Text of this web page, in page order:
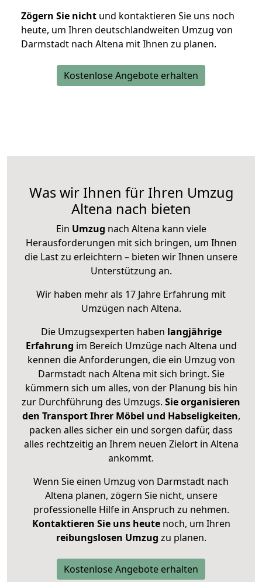
Zögern Sie nicht und kontaktieren Sie uns noch
heute, um Ihren deutschlandweiten Umzug von
Darmstadt nach Altena mit Ihnen zu planen.
Kostenlose Angebote erhalten
Was wir Ihnen für Ihren Umzug
Altena nach bieten
Ein Umzug nach Altena kann viele
Herausforderungen mit sich bringen, um Ihnen
die Last zu erleichtern – bieten wir Ihnen unsere
Unterstützung an.
Wir haben mehr als 17 Jahre Erfahrung mit
Umzügen nach Altena.
Die Umzugsexperten haben langjährige
Erfahrung im Bereich Umzüge nach Altena und
kennen die Anforderungen, die ein Umzug von
Darmstadt nach Altena mit sich bringt. Sie
kümmern sich um alles, von der Planung bis hin
zur Durchführung des Umzugs. Sie organisieren
den Transport Ihrer Möbel und Habseligkeiten,
packen alles sicher ein und sorgen dafür, dass
alles rechtzeitig an Ihrem neuen Zielort in Altena
ankommt.
Wenn Sie einen Umzug von Darmstadt nach
Altena planen, zögern Sie nicht, unsere
professionelle Hilfe in Anspruch zu nehmen.
Kontaktieren Sie uns heutenoch, um Ihren
reibungslosen Umzug zu planen.
Kostenlose Angebote erhalten